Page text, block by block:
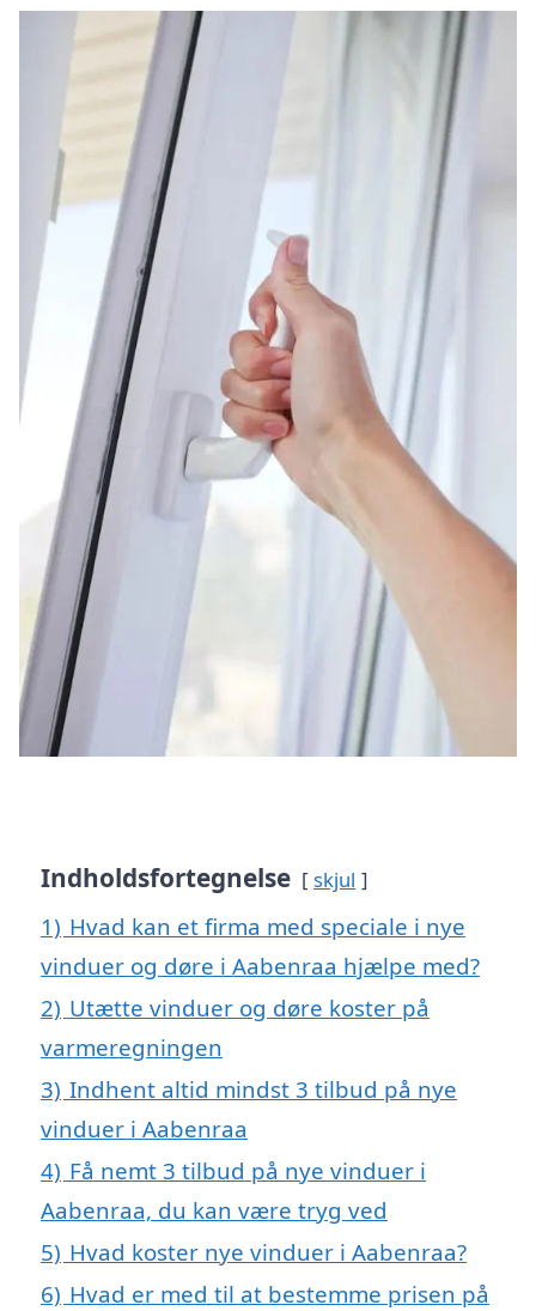
Indholdsfortegnelse skjul
1) Hvad kan et firma med speciale i nye
vinduer og døre i Aabenraa hjælpe med?
2) Utætte vinduer og døre koster på
varmeregningen
3) Indhent altid mindst 3 tilbud på nye
vinduer i Aabenraa
4) Få nemt 3 tilbud på nye vinduer i
Aabenraa, du kan være tryg ved
5) Hvad koster nye vinduer i Aabenraa?
6) Hvad er med til at bestemme prisen på